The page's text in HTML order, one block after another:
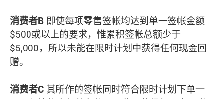
消费者B 即使每项零售签帐均达到单一签帐金额
$500或以上的要求，惟累积签帐总额少于
$5,000，所以未能在限时计划中获得任何现金回
赠。
消费者C 其所作的签帐同时符合限时计划下单一